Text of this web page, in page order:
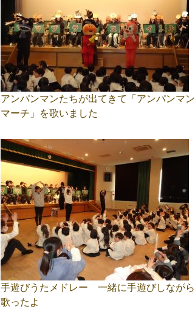
アンパンマンたちが出てきて「アンパンマン
マーチ」を歌いました
手遊びうたメドレー 一緒に手遊びしながら
歌ったよ